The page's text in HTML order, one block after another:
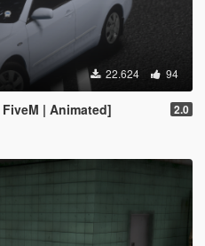
22.624 94
| Animated] 2.0